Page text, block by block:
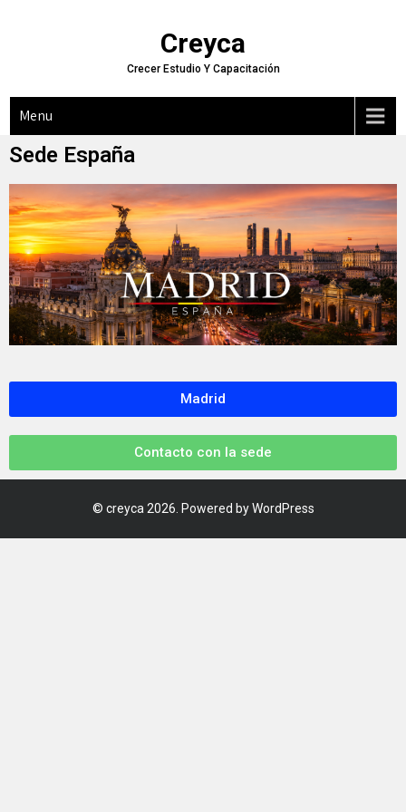
Creyca
Crecer Estudio Y Capacitación
Menu
Sede España
Madrid
Contacto con la sede
© creyca2026. Powered by WordPress